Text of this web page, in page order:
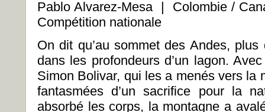
Pablo Alvarez-Mesa | Colombie /
Compétition nationale
On dit qu’au sommet des Andes,
dans les profondeurs d’un lagon.
Simon Bolivar, qui les a menés vers la
fantasmées d’un sacrifice pour la
absorbé les corps, la montagne a